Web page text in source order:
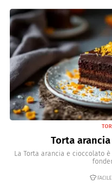
Torta
La Torta arancia e cioccolato
FACILE